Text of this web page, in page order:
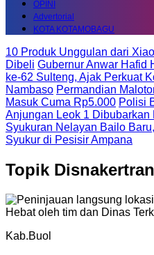
OPINI
Advertorial
KOTA KOTAMOBAGU
10 Produk Unggulan dari
Dibeli Gubernur Anwar Hafid
ke-62 Sulteng, Ajak Perkuat
Nambaso Permandian
Masuk Cuma Rp5.000 Polisi
Anjungan Leok 1 Dibubarkan
Syukuran Nelayan Bailo
Syukur di Pesisir Ampana
Topik
Kab.Buol